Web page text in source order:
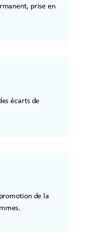
prise en
écarts de
de la